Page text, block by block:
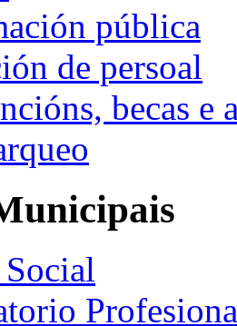
pública
de persoal
becas e